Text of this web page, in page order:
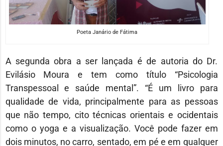
Poeta Janário de Fátima
A segunda obra a ser lançada é de autoria do Dr.
Evilásio Moura e tem como título “Psicologia
Transpessoal e saúde mental”. “É um livro para
qualidade de vida, principalmente para as pessoas
que não tempo, cito técnicas orientais e ocidentais
como o yoga e a visualização. Você pode fazer em
dois minutos, no carro, sentado, em pé e em qualquer